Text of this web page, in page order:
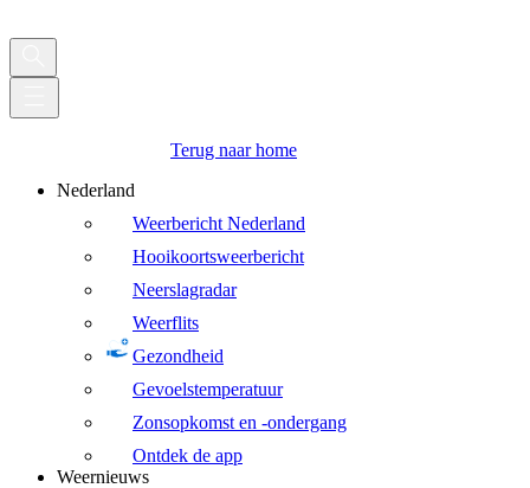
Terug naar home
Nederland
Weerbericht Nederland
Hooikoortsweerbericht
Neerslagradar
Weerflits
Gezondheid
Gevoelstemperatuur
Zonsopkomst en -ondergang
Ontdek de app
Weernieuws